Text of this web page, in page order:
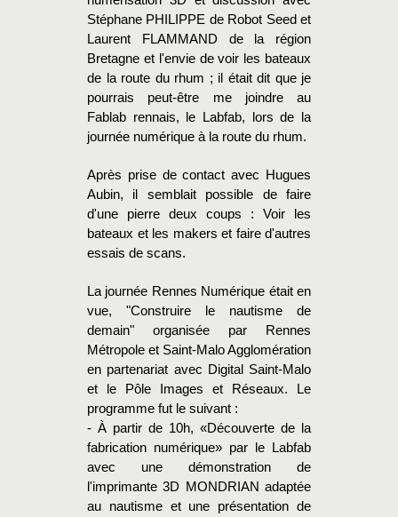
Stéphane PHILIPPE de Robot Seed et
Laurent FLAMMAND de la région
Bretagne et l'envie de voir les bateaux
de la route du rhum ; il était dit que je
pourrais peut-être me joindre au
Fablab rennais, le Labfab, lors de la
journée numérique à la route du rhum.
Après prise de contact avec Hugues
Aubin, il semblait possible de faire
d'une pierre deux coups : Voir les
bateaux et les makers et faire d'autres
essais de scans.
La journée Rennes Numérique était en
vue, "Construire le nautisme de
demain" organisée par Rennes
Métropole et Saint-Malo Agglomération
en partenariat avec Digital Saint-Malo
et le Pôle Images et Réseaux. Le
programme fut le suivant :
- À partir de 10h, «Découverte de la
fabrication numérique» par le Labfab
avec une démonstration de
l'imprimante 3D MONDRIAN adaptée
au nautisme et une présentation de